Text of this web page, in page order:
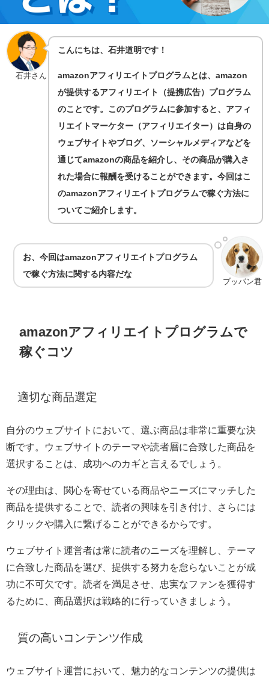
石井さん
こんにちは、石井道明です！
amazonアフィリエイトプログラムとは、amazon
が提供するアフィリエイト（提携広告）プログラム
のことです。このプログラムに参加すると、アフィ
リエイトマーケター（アフィリエイター）は自身の
ウェブサイトやブログ、ソーシャルメディアなどを
通じてamazonの商品を紹介し、その商品が購入さ
れた場合に報酬を受けることができます。今回はこ
のamazonアフィリエイトプログラムで稼ぐ方法に
ついてご紹介します。
ブッパン君
お、今回はamazonアフィリエイトプログラム
で稼ぐ方法に関する内容だな
amazonアフィリエイトプログラムで
稼ぐコツ
適切な商品選定
自分のウェブサイトにおいて、選ぶ商品は非常に重要な決
断です。ウェブサイトのテーマや読者層に合致した商品を
選択することは、成功へのカギと言えるでしょう。
その理由は、関心を寄せている商品やニーズにマッチした
商品を提供することで、読者の興味を引き付け、さらには
クリックや購入に繋げることができるからです。
ウェブサイト運営者は常に読者のニーズを理解し、テーマ
に合致した商品を選び、提供する努力を怠らないことが成
功に不可欠です。読者を満足させ、忠実なファンを獲得す
るために、商品選択は戦略的に行っていきましょう。
質の高いコンテンツ作成
ウェブサイト運営において、魅力的なコンテンツの提供は